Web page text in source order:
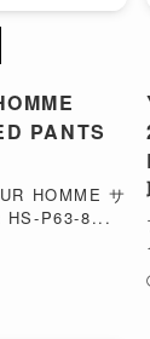
PANTS
HOMME サ
HS-P63-8...